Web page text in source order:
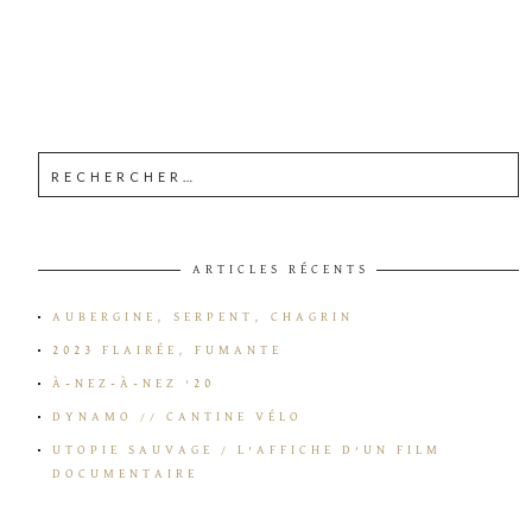
ARTICLES RÉCENTS
AUBERGINE, SERPENT, CHAGRIN
2023 FLAIRÉE, FUMANTE
À-NEZ-À-NEZ ’20
DYNAMO // CANTINE VÉLO
UTOPIE SAUVAGE / L’AFFICHE D’UN FILM
DOCUMENTAIRE